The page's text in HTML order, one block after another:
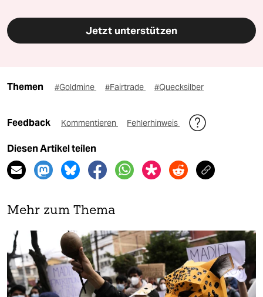
Jetzt unterstützen
Themen #Goldmine #Fairtrade #Quecksilber
Feedback Kommentieren Fehlerhinweis
Diesen Artikel teilen
Mehr zum Thema